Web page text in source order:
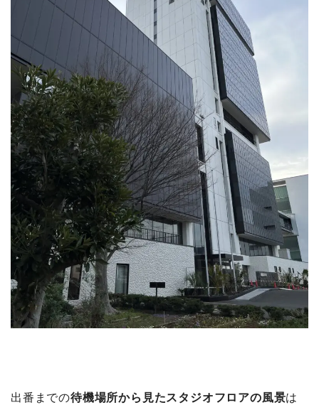
出番までの待機場所から見たスタジオフロアの風景は